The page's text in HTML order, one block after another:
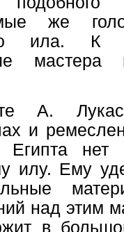
же
ила. К
мастера
А.
и
Египта нет
илу. Ему
над этим
в